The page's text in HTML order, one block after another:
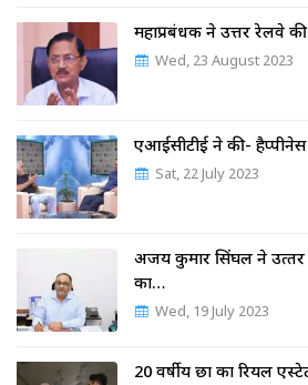
महाप्रबंधक ने उत्तर रेलवे की
Wed, 23 August 2023
एआईसीटीई ने की- हैप्पीनेस
Sat, 22 July 2023
अजय कुमार सिंघल ने
का…
Wed, 19 July 2023
20 वर्षीय छात्र का रियल